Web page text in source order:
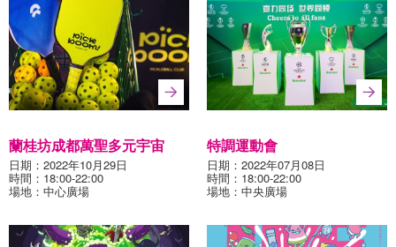
蘭桂坊成都萬聖多元宇宙
日期：2022年10月29日
時間：18:00-22:00
場地：中心廣場
特調運動會
日期：2022年07月08日
時間：18:00-22:00
場地：中央廣場